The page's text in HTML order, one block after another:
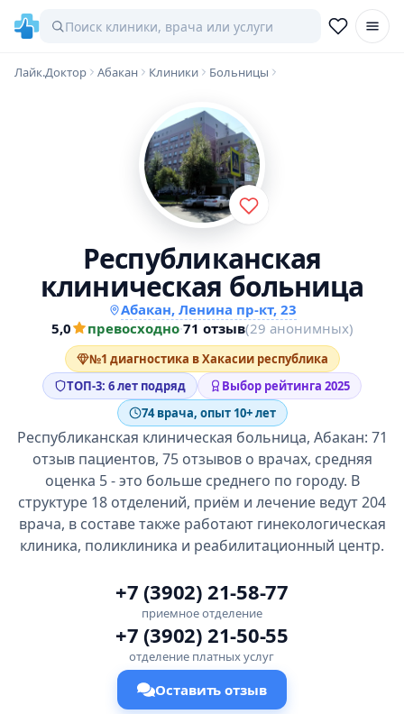
Лайк.Доктор Абакан Клиники Больницы
Республиканская
клиническая больница
Абакан, Ленина пр-кт, 23
5,0
превосходно·71 отзыв(29 анонимных)
№1 диагностика в Хакасии республика
ТОП-3: 6 лет подряд
Выбор рейтинга 2025
74 врача, опыт 10+ лет
Республиканская клиническая больница, Абакан: 71
отзыв пациентов, 75 отзывов о врачах, средняя
оценка 5 - это больше среднего по городу. В
структуре 18 отделений, приём и лечение ведут 204
врача, в составе также работают гинекологическая
клиника, поликлиника и реабилитационный центр.
+7 (3902) 21-58-77
приемное отделение
+7 (3902) 21-50-55
отделение платных услуг
Оставить отзыв